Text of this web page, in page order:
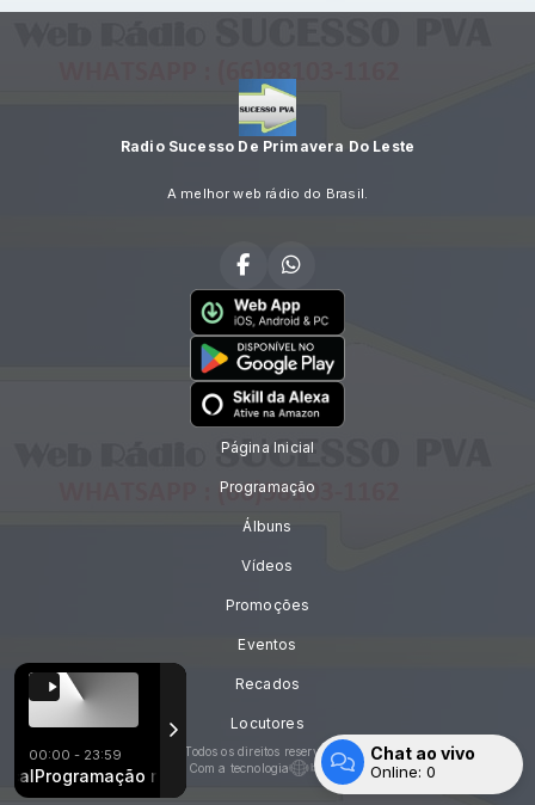
00:00 - 23:59
Programação musical
90 Fiduma Jeca - 99% Part Munhoz e Mariano
Radio Sucesso De Primavera Do Leste
A melhor web rádio do Brasil.
Página Inicial
Programação
Álbuns
Vídeos
Promoções
Eventos
Recados
Locutores
Todos os direitos reservados.
Com a tecnologia
Chat ao vivo
Online: 0